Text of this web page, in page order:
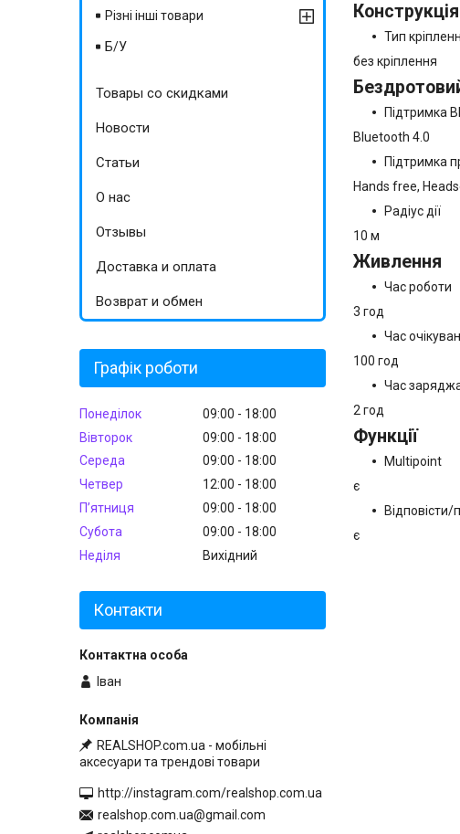
Конструкція
Тип
без кріплення
Підтримка
Bluetooth 4.0
Підтримка
Hands free,
Радіус дії
10 м
Живлення
Час роботи
3 год
Час
100 год
Час
2 год
Функції
Multipoint
є
є
Різні інші товари
Б/У
Товары со скидками
Новости
Статьи
О нас
Отзывы
Доставка и оплата
Возврат и обмен
Графік роботи
Понеділок 09:00
18:00
Вівторок
09:00
18:00
Середа
09:00
18:00
Четвер
12:00
18:00
Пʼятниця
09:00
18:00
Субота
09:00
18:00
Неділя
Вихідний
Контакти
Іван
REALSHOP.com.ua - мобільні
аксесуари та трендові товари
http://instagram.com/realshop.com.ua
realshop.com.ua@gmail.com